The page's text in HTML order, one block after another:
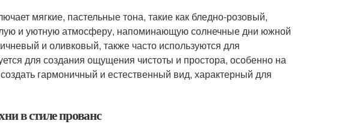
мягкие, пастельные тона, такие как бледно-розовый,
и уютную атмосферу, напоминающую солнечные дни южной
и оливковый, также часто используются для
для создания ощущения чистоты и простора, особенно на
гармоничный и естественный вид, характерный для
в стиле прованс